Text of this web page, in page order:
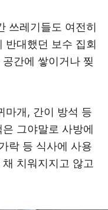
쓰레기들도 여전히
반대했던 보수 집회
간에 쌓이거나 찢
마개, 간이 방석 등
그야말로 사방에
락 등 식사에 사용
치워지지고 않고